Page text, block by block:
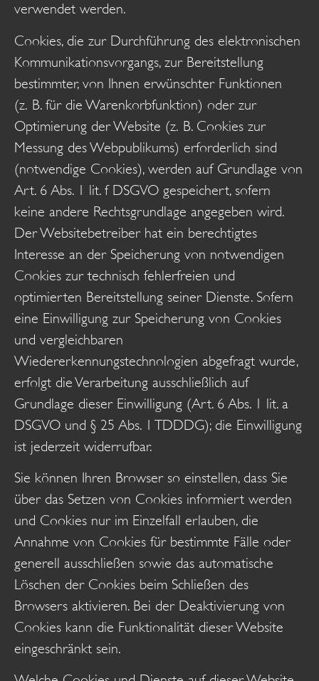
verwendet werden.
Cookies, die zur Durchführung des elektronischen
Kommunikationsvorgangs, zur Bereitstellung
bestimmter, von Ihnen erwünschter Funktionen
(z. B. für die Warenkorbfunktion) oder zur
Optimierung der Website (z. B. Cookies zur
Messung des Webpublikums) erforderlich sind
(notwendige Cookies), werden auf Grundlage von
Art. 6 Abs. 1 lit. f DSGVO gespeichert, sofern
keine andere Rechtsgrundlage angegeben wird.
Der Websitebetreiber hat ein berechtigtes
Interesse an der Speicherung von notwendigen
Cookies zur technisch fehlerfreien und
optimierten Bereitstellung seiner Dienste. Sofern
eine Einwilligung zur Speicherung von Cookies
und vergleichbaren
Wiedererkennungstechnologien abgefragt wurde,
erfolgt die Verarbeitung ausschließlich auf
Grundlage dieser Einwilligung (Art. 6 Abs. 1 lit. a
DSGVO und § 25 Abs. 1 TDDDG); die Einwilligung
ist jederzeit widerrufbar.
Sie können Ihren Browser so einstellen, dass Sie
über das Setzen von Cookies informiert werden
und Cookies nur im Einzelfall erlauben, die
Annahme von Cookies für bestimmte Fälle oder
generell ausschließen sowie das automatische
Löschen der Cookies beim Schließen des
Browsers aktivieren. Bei der Deaktivierung von
Cookies kann die Funktionalität dieser Website
eingeschränkt sein.